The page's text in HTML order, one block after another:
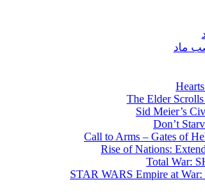
ماد
The Elder
Sid Meier’s
Don’t
Call to Arms – Gates of
Rise of Nations:
Total War:
STAR WARS Empire at War: